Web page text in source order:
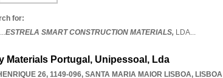
for:
ESTRELA SMART CONSTRUCTION MATERIALS, LDA...
Materials Portugal, Unipessoal, Lda
26, 1149-096, SANTA MARIA MAIOR LISBOA, LISBOA